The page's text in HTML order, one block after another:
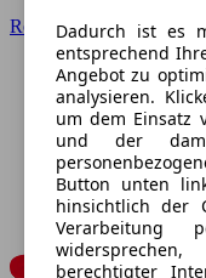
RenaultDadurch ist es
entsprechend
Angebot zu
analysieren.
um dem Einsatz
und der
Button unten
hinsichtlich der
Verarbeitung
berechtigter